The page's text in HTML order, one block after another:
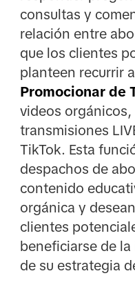
consultas y
relación entre
que los clientes
planteen recurrir
Promocionar de
videos
transmisiones
TikTok. Esta
despachos de
contenido
orgánica y
clientes
beneficiarse de
de su estrategia